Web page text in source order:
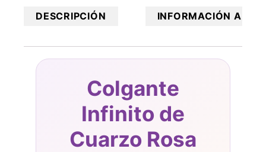
DESCRIPCIÓN INFORMACIÓN
Colgante
Infinito de
Cuarzo Rosa